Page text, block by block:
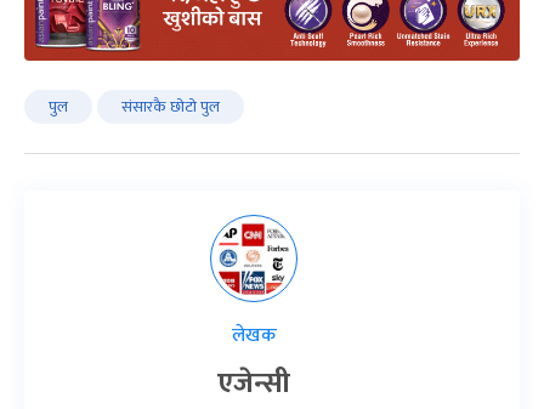
पुल संसारकै छोटो पुल
लेखक
एजेन्सी